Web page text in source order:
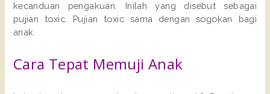
kecanduan pengakuan. Inilah yang disebut sebagai
pujian toxic. Pujian toxic sama dengan sogokan bagi
anak.
Cara Tepat Memuji Anak